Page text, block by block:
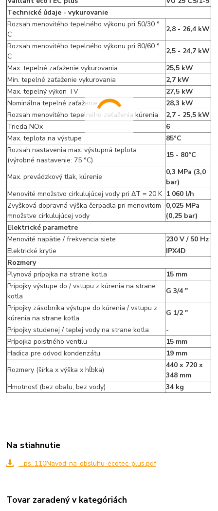
Technické údaje - vykurovanie
Rozsah menovitého tepelného výkonu pri 50/30 °
C
2,8 - 26,4 kW
Rozsah menovitého tepelného výkonu pri 80/60 °
C
2,5 - 24,7 kW
Max. tepelné zaťaženie vykurovania
25,5 kW
Min. tepelné zaťaženie vykurovania
2,7 kW
Max. tepelný výkon TV
27,5 kW
Nominálna tepelné zaťaženie
28,3 kW
Rozsah menovitého tepelného zaťaženia kúrenia
2,7 - 25,5 kW
Trieda NOx
6
Max. teplota na výstupe
85°C
Rozsah nastavenia max. výstupná teplota
(výrobné nastavenie: 75 °C)
15 - 80°C
Max. prevádzkový tlak, kúrenie
0,3 MPa (3,0
bar)
Menovité množstvo cirkulujúcej vody pri ΔT = 20 K 1 060 l/h
Zvyšková dopravná výška čerpadla pri menovitom
množstve cirkulujúcej vody
0,025 MPa
(0,25 bar)
Elektrické parametre
Menovité napätie / frekvencia siete
230 V / 50 Hz
Elektrické krytie
IPX4D
Rozmery
Plynová prípojka na strane kotla
15 mm
Prípojky výstupe do / vstupu z kúrenia na strane
kotla
G 3/4 "
Prípojky zásobníka výstupe do kúrenia / vstupu z
kúrenia na strane kotla
G 1/2 "
Prípojky studenej / teplej vody na strane kotla
-
Prípojka poistného ventilu
15 mm
Hadica pre odvod kondenzátu
19 mm
Rozmery (šírka x výška x hĺbka)
440 x 720 x
348 mm
Hmotnosť (bez obalu, bez vody)
34 kg
Na stiahnutie
_ps_110Navod-na-obsluhu-ecotec-plus.pdf
Tovar zaradený v kategóriách